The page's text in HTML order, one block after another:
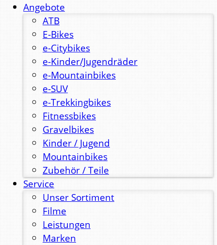
Angebote
ATB
E-Bikes
e-Citybikes
e-Kinder/Jugendräder
e-Mountainbikes
e-SUV
e-Trekkingbikes
Fitnessbikes
Gravelbikes
Kinder / Jugend
Mountainbikes
Zubehör / Teile
Service
Unser Sortiment
Filme
Leistungen
Marken